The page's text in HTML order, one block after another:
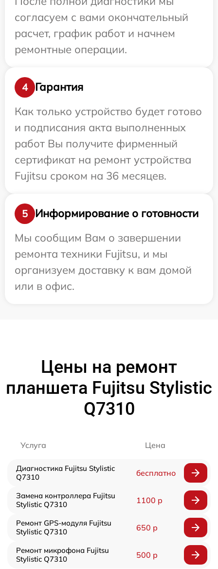
согласуем с вами окончательный
расчет, график работ и начнем
ремонтные операции.
4
Гарантия
Как только устройство будет готово
и подписания акта выполненных
работ Вы получите фирменный
сертификат на ремонт устройства
Fujitsu сроком на 36 месяцев.
5
Информирование о готовности
Мы сообщим Вам о завершении
ремонта техники Fujitsu, и мы
организуем доставку к вам домой
или в офис.
Цены на ремонт
планшета Fujitsu Stylistic
Q7310
Услуга Цена
Диагностика Fujitsu Stylistic
Q7310
бесплатно
Замена контроллера Fujitsu
Stylistic Q7310
1100 р
Ремонт GPS-модуля Fujitsu
Stylistic Q7310
650 р
Ремонт микрофона Fujitsu
Stylistic Q7310
500 р